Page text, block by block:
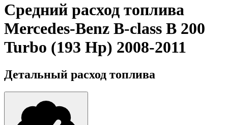
Средний расход топлива
Mercedes-Benz B-class B 200
Turbo (193 Hp) 2008-2011
Детальный расход топлива